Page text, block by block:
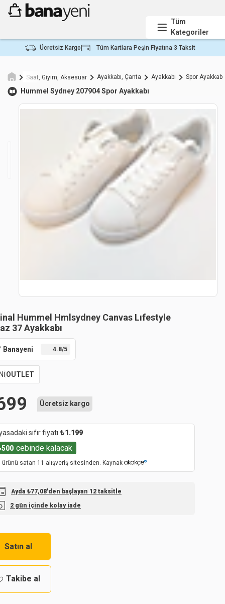
Tüm
Kategoriler
Ücretsiz Kargo Tüm Kartlara Peşin Fiyatına 3 Taksit
Saat, Giyim, Aksesuar Ayakkabı, Çanta Ayakkabı Spor Ayakkabı
Hummel Sydney 207904 Spor Ayakkabı
Hummel Hmlsydney Canvas Lıfestyle
37 Ayakkabı
Banayeni 4.8/5
OUTLET
Ücretsiz kargo
sıfır fiyatı ₺1.199
500 cebinde kalacak
ürünü satan 11 alışveriş sitesinden. Kaynak
Ayda ₺77,08'den başlayan 12 taksitle
2 gün içinde kolay iade
Satın al
Takibe al